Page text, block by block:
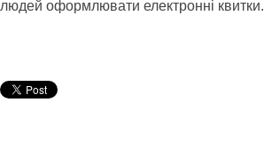
людей оформлювати електронні квитки.